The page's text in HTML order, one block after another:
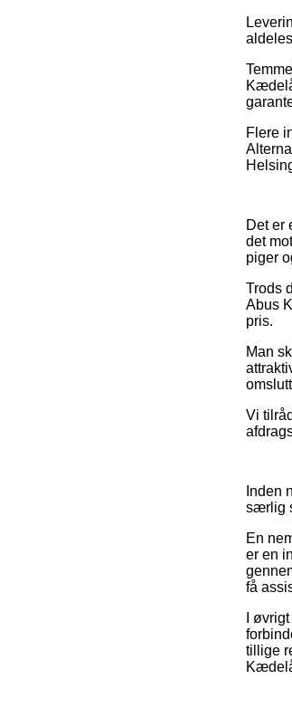
Flere
Det er
det
piger
Trods
Abus
pris.
Man
Vi
Inden
særlig
En
er en
få
I
tillige